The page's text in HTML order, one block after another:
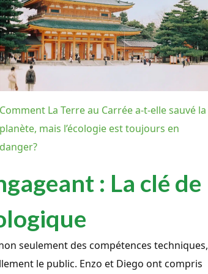
Comment La Terre au Carrée a-t-elle sauvé la
planète, mais l’écologie est toujours en
danger?
: La clé de
seulement des compétences techniques,
le public. Enzo et Diego ont compris